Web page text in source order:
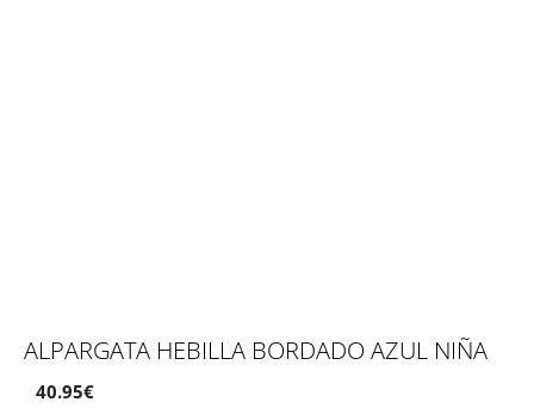
ALPARGATA HEBILLA BORDADO AZUL NIÑA
40.95€